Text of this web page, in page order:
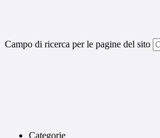
Campo di ricerca per le pagine del sito
Categorie